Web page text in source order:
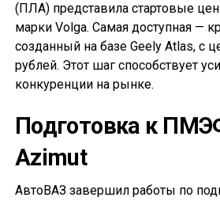
(ПЛА) представила стартовые
марки Volga. Самая доступная —
созданный на базе Geely Atlas, с
рублей. Этот шаг способствует
конкуренции на рынке.
Подготовка к
Azimut
АвтоВАЗ завершил работы по